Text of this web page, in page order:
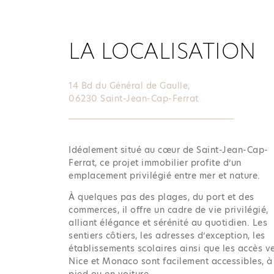
LA LOCALISATION
14 Bd du Général de Gaulle,
06230 Saint-Jean-Cap-Ferrat
Idéalement situé au cœur de Saint-Jean-Cap-
Ferrat, ce projet immobilier profite d’un
emplacement privilégié entre mer et nature.
À quelques pas des plages, du port et des
commerces, il offre un cadre de vie privilégié,
alliant élégance et sérénité au quotidien. Les
sentiers côtiers, les adresses d’exception, les
établissements scolaires ainsi que les accès
Nice et Monaco sont facilement accessibles, à